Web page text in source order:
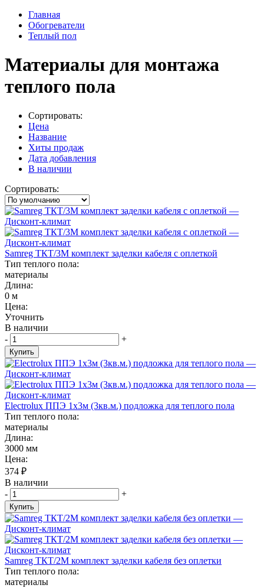
Главная
Обогреватели
Теплый пол
Материалы для монтажа
теплого пола
Сортировать:
Цена
Название
Хиты продаж
Дата добавления
В наличии
Сортировать:
Samreg ТКТ/3М комплект заделки кабеля с оплеткой
Тип теплого пола:
материалы
Длина:
0 м
Цена:
Уточнить
В наличии
-
+
Купить
Electrolux ППЭ 1х3м (3кв.м.) подложка для теплого пола
Тип теплого пола:
материалы
Длина:
3000 мм
Цена:
374 ₽
В наличии
-
+
Купить
Samreg ТКТ/2М комплект заделки кабеля без оплетки
Тип теплого пола:
материалы